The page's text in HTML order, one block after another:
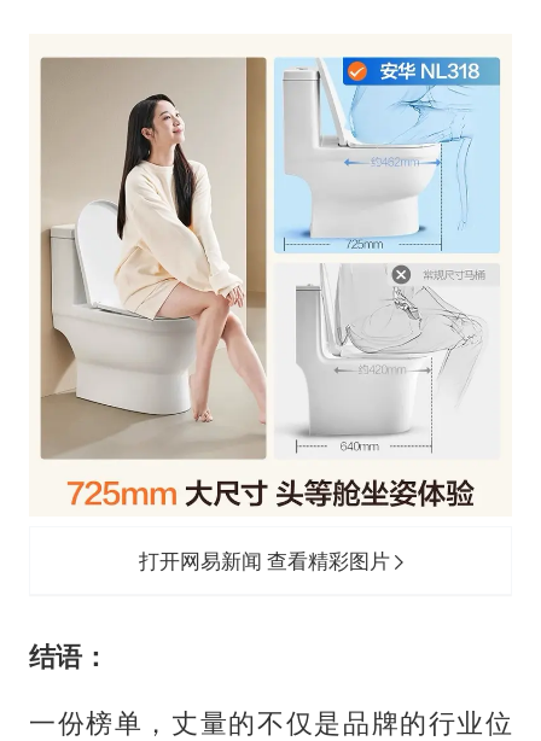
打开网易新闻 查看精彩图片
结语：
一份榜单，丈量的不仅是品牌的行业位